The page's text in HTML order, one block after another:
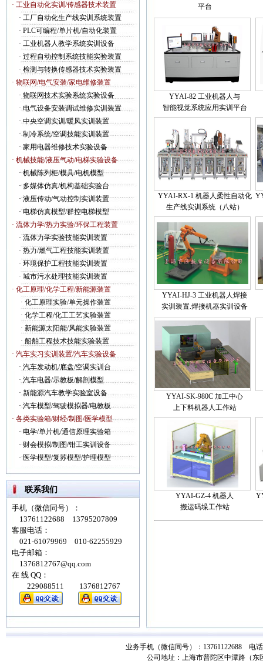
· 工业自动化实训/传感器技术装置
· 工厂自动化生产线实训系统装置
· PLC可编程/单片机/自动化装置
· 工业机器人教学系统实训设备
· 过程自动控制系统技能实验装置
· 检测与转换传感器技术实验装置
· 物联网/电气安装/家电维修装置
· 物联网技术实验系统实验设备
·电气设备安装调试维修实训装置
·中央空调实训/暖风实训装置
·制冷系统/空调技能实训装置
·家用电器维修技术实验设备
· 机械技能/液压气动/电梯实验设备
·机械陈列柜/模具/电机模型
·多媒体仿真/机构基础实验台
·液压传动/气动控制实训装置
·电梯仿真模型/群控电梯模型
· 流体力学/热力实验/环保工程装置
· 流体力学实验技能实训装置
· 热力/燃气工程技能实训装置
· 环境保护工程技能实训装置
· 城市污水处理技能实训装置
· 化工原理/化学工程/新能源装置
· 化工原理实验/单元操作装置
· 化学工程/化工工艺实验装置
· 新能源太阳能/风能实验装置
· 船舶工程技术技能实验装置
· 汽车实习实训装置/汽车实验设备
· 汽车发动机/底盘/空调实训台
· 汽车电器/示教板/解剖模型
·新能源汽车教学实验室设备
·汽车模型/驾驶模拟器/电教板
· 各类实验箱/财经/制图/医学模型
·电学/单片机/通信原理实验箱
·财会模拟/制图/钳工实训设备
·医学模型/复苏模型/护理模型
联系我们
手机（微信同号）：
13761122688 13795207809
客服电话：
021-61079969 010-62255929
电子邮箱：
1376812767@qq.com
在 线 QQ：
229088511 1376812767
平台
YYAI-82 工业机器人与
智能视觉系统应用实训平台
YYAI-RX-1 机器人柔性自动化
生产线实训系统（八站）
YYAI-HJ-3 工业机器人焊接
实训装置.焊接机器实训设备
YYAI-SK-980C 加工中心
上下料机器人工作站
YYAI-GZ-4 机器人
搬运码垛工作站
业务手机（微信同号）：13761122688 电
公司地址：上海市普陀区中潭路（